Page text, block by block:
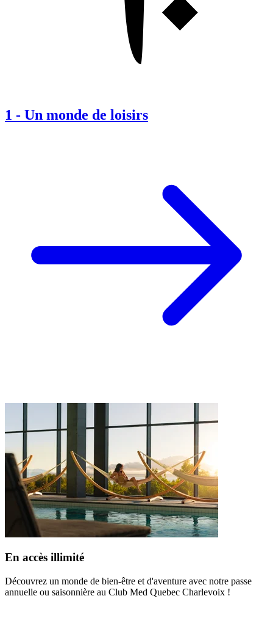
1 - Un monde de loisirs
En accès illimité
Découvrez un monde de bien-être et d'aventure avec notre passe
annuelle ou saisonnière au Club Med Quebec Charlevoix !